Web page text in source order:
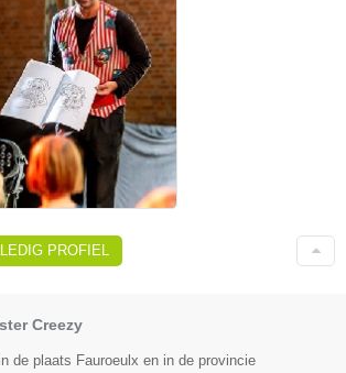
PROFIEL
Creezy
de plaats Fauroeulx en in de provincie